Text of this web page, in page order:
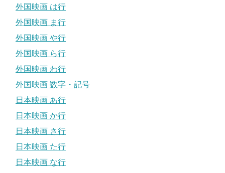
外国映画 は行
外国映画 ま行
外国映画 や行
外国映画 ら行
外国映画 わ行
外国映画 数字・記号
日本映画 あ行
日本映画 か行
日本映画 さ行
日本映画 た行
日本映画 な行